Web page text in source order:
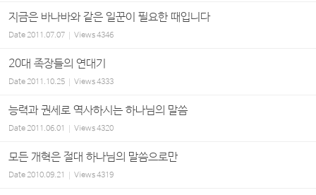
지금은 바나바와 같은 일꾼이 필요한 때입니다
Date2011.07.07 Views4346
20대 족장들의 연대기
Date2011.10.25 Views4333
능력과 권세로 역사하시는 하나님의 말씀
Date2011.06.01 Views4320
모든 개혁은 절대 하나님의 말씀으로만
Date2010.09.21 Views4319